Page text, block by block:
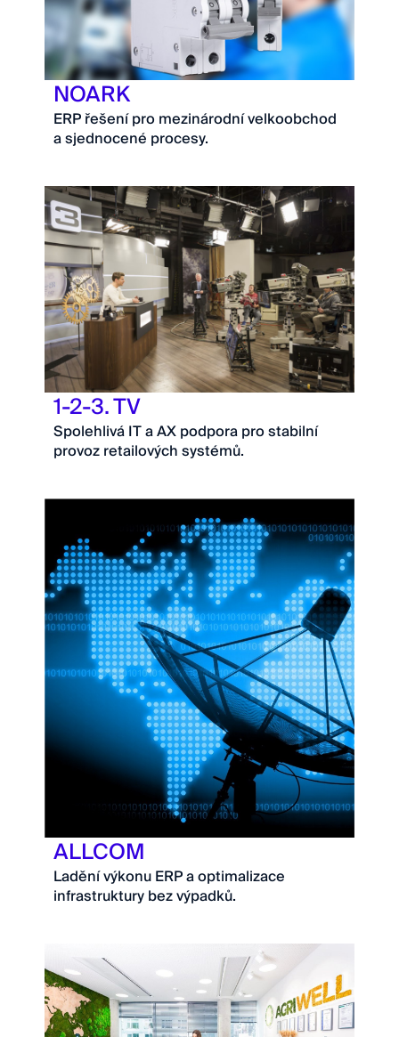
NOARK
ERP řešení pro mezinárodní velkoobchod
a sjednocené procesy.
1-2-3. TV
Spolehlivá IT a AX podpora pro stabilní
provoz retailových systémů.
ALLCOM
Ladění výkonu ERP a optimalizace
infrastruktury bez výpadků.